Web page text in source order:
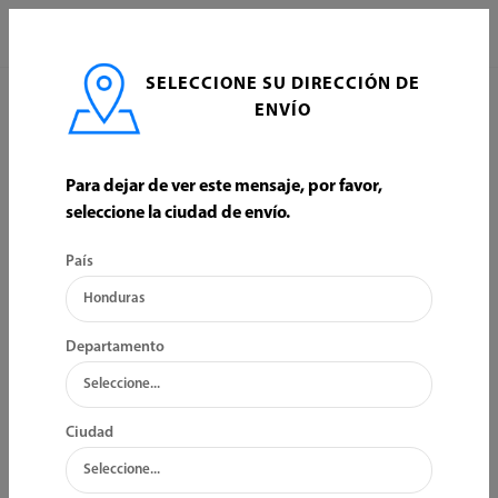
CARPINTERIA TABLEROS FORMICA Y MELAMINA
TABLEROS FORMICA Y MELAMINA
ORDENAR POR:
SELECCIONE SU DIRECCIÓN DE
ENVÍO
Para dejar de ver este mensaje, por favor,
seleccione la ciudad de envío.
País
Departamento
Ciudad